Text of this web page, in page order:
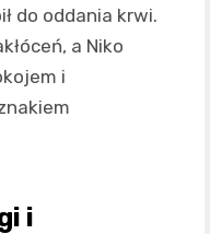
do oddania krwi.
a Niko
i
i